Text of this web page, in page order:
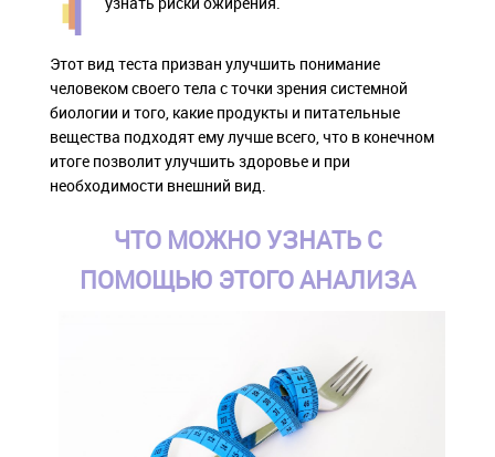
Этот вид теста призван улучшить понимание
человеком своего тела с точки зрения системной
биологии и того, какие продукты и питательные
вещества подходят ему лучше всего, что в конечном
итоге позволит улучшить здоровье и при
необходимости внешний вид.
ЧТО МОЖНО УЗНАТЬ С
ПОМОЩЬЮ ЭТОГО АНАЛИЗА